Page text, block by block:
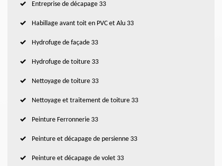
Entreprise de décapage 33
Habillage avant toit en PVC et Alu 33
Hydrofuge de façade 33
Hydrofuge de toiture 33
Nettoyage de toiture 33
Nettoyage et traitement de toiture 33
Peinture Ferronnerie 33
Peinture et décapage de persienne 33
Peinture et décapage de volet 33